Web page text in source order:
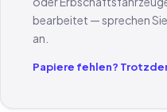
bearbeitet — sprechen
an.
Papiere fehlen?